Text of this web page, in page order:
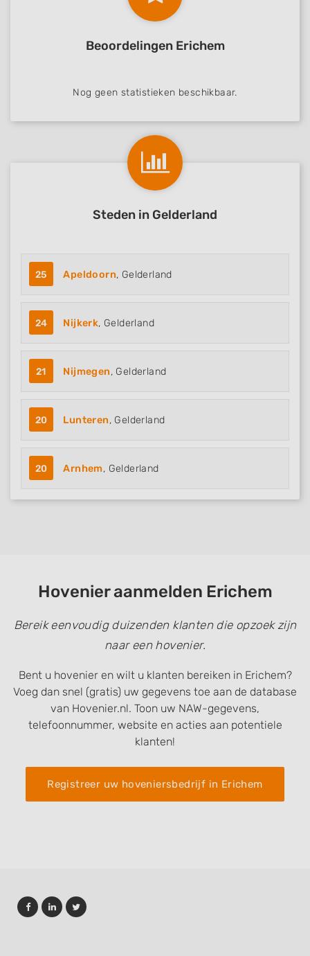
Beoordelingen Erichem
Nog geen statistieken beschikbaar.
Steden in Gelderland
25 Apeldoorn, Gelderland
24 Nijkerk, Gelderland
21 Nijmegen, Gelderland
20 Lunteren, Gelderland
20 Arnhem, Gelderland
Hovenier aanmelden Erichem
Bereik eenvoudig duizenden klanten die opzoek zijn
naar een hovenier.
Bent u hovenier en wilt u klanten bereiken in Erichem?
Voeg dan snel (gratis) uw gegevens toe aan de database
van Hovenier.nl. Toon uw NAW-gegevens,
telefoonnummer, website en acties aan potentiele
klanten!
Registreer uw hoveniersbedrijf in Erichem